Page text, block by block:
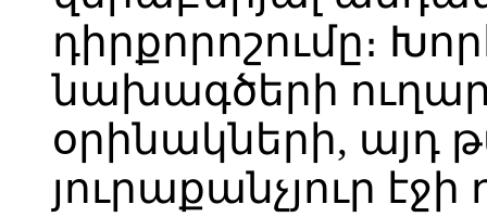
դիրքորոշումը։
նախագծերի
օրինակների, այդ
յուրաքանչյուր